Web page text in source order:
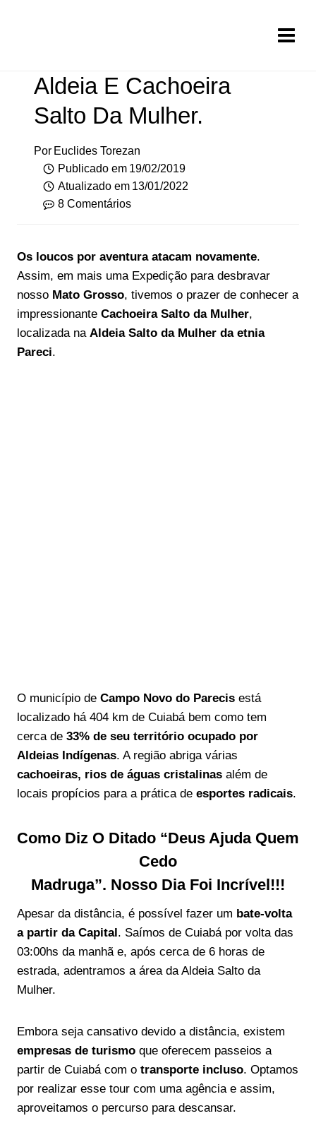
Aldeia E Cachoeira
Salto Da Mulher.
Por Euclides Torezan
Publicado em 19/02/2019
Atualizado em 13/01/2022
8 Comentários
Os loucos por aventura atacam novamente.
Assim, em mais uma Expedição para desbravar
nosso Mato Grosso, tivemos o prazer de conhecer a
impressionante Cachoeira Salto da Mulher,
localizada na Aldeia Salto da Mulher da etnia
Pareci.
O município de Campo Novo do Parecis está
localizado há 404 km de Cuiabá bem como tem
cerca de 33% de seu território ocupado por
Aldeias Indígenas. A região abriga várias
cachoeiras, rios de águas cristalinas além de
locais propícios para a prática de esportes radicais.
Como Diz O Ditado “Deus Ajuda Quem
Cedo
Madruga”. Nosso Dia Foi Incrível!!!
Apesar da distância, é possível fazer um bate-volta
a partir da Capital. Saímos de Cuiabá por volta das
03:00hs da manhã e, após cerca de 6 horas de
estrada, adentramos a área da Aldeia Salto da
Mulher.
Embora seja cansativo devido a distância, existem
empresas de turismo que oferecem passeios a
partir de Cuiabá com o transporte incluso. Optamos
por realizar esse tour com uma agência e assim,
aproveitamos o percurso para descansar.